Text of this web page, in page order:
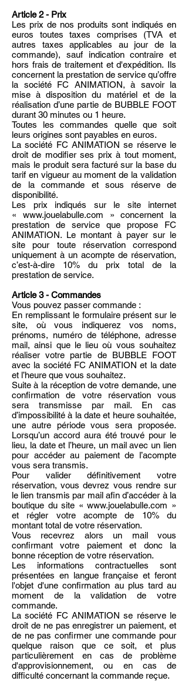
Article 2 - Prix
Les prix de nos produits sont indiqués en
euros toutes taxes comprises (TVA et
autres taxes applicables au jour de la
commande), sauf indication contraire et
hors frais de traitement et d'expédition. Ils
concernent la prestation de service qu’offre
la société FC ANIMATION, à savoir la
mise à disposition du matériel et de la
réalisation d’une partie de BUBBLE FOOT
durant 30 minutes ou 1 heure.
Toutes les commandes quelle que soit
leurs origines sont payables en euros.
La société FC ANIMATION se réserve le
droit de modifier ses prix à tout moment,
mais le produit sera facturé sur la base du
tarif en vigueur au moment de la validation
de la commande et sous réserve de
disponibilité.
Les prix indiqués sur le site internet
« www.jouelabulle.com » concernent la
prestation de service que propose FC
ANIMATION. Le montant à payer sur le
site pour toute réservation correspond
uniquement à un acompte de réservation,
c’est-à-dire 10% du prix total de la
prestation de service.
Article 3 - Commandes
Vous pouvez passer commande :
En remplissant le formulaire présent sur le
site, où vous indiquerez vos noms,
prénoms, numéro de téléphone, adresse
mail, ainsi que le lieu où vous souhaitez
réaliser votre partie de BUBBLE FOOT
avec la société FC ANIMATION et la date
et l’heure que vous souhaitez.
Suite à la réception de votre demande, une
confirmation de votre réservation vous
sera transmisse par mail. En cas
d’impossibilité à la date et heure souhaitée,
une autre période vous sera proposée.
Lorsqu’un accord aura été trouvé pour le
lieu, la date et l’heure, un mail avec un lien
pour accéder au paiement de l’acompte
vous sera transmis.
Pour valider définitivement votre
réservation, vous devrez vous rendre sur
le lien transmis par mail afin d’accéder à la
boutique du site «www.jouelabulle.com »
et régler votre acompte de 10% du
montant total de votre réservation.
Vous recevrez alors un mail vous
confirmant votre paiement et donc la
bonne réception de votre réservation.
Les informations contractuelles sont
présentées en langue française et feront
l'objet d'une confirmation au plus tard au
moment de la validation de votre
commande.
La société FC ANIMATION se réserve le
droit de ne pas enregistrer un paiement, et
de ne pas confirmer une commande pour
quelque raison que ce soit, et plus
particulièrement en cas de problème
d'approvisionnement, ou en cas de
difficulté concernant la commande reçue.